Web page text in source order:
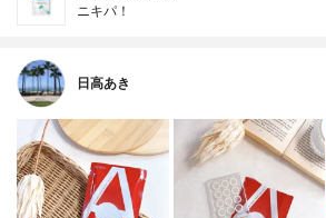
ニキパ！
日高あき